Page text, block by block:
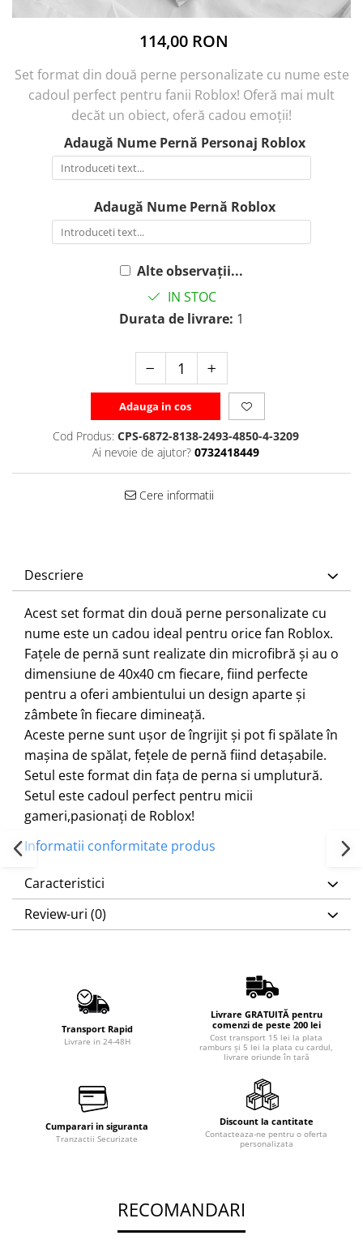
114,00 RON
Set format din două perne personalizate cu nume este
cadoul perfect pentru fanii Roblox! Oferă mai mult
decăt un obiect, oferă cadou emoții!
Adaugă Nume Pernă Personaj Roblox
Adaugă Nume Pernă Roblox
Alte observații...
IN STOC
Durata de livrare: 1
Adauga in cos
Cod Produs: CPS-6872-8138-2493-4850-4-3209
Ai nevoie de ajutor? 0732418449
Cere informatii
Descriere
Acest set format din două perne personalizate cu
nume este un cadou ideal pentru orice fan Roblox.
Fațele de pernă sunt realizate din microfibră și au o
dimensiune de 40x40 cm fiecare, fiind perfecte
pentru a oferi ambientului un design aparte și
zâmbete în fiecare dimineață.
Aceste perne sunt ușor de îngrijit și pot fi spălate în
mașina de spălat, fețele de pernă fiind detașabile.
Setul este format din fața de perna si umplutură.
Setul este cadoul perfect pentru micii
gameri,pasionați de Roblox!
Informatii conformitate produs
Caracteristici
Review-uri (0)
Transport Rapid
Livrare in 24-48H
Livrare GRATUITĂ pentru
comenzi de peste 200 lei
Cost transport 15 lei la plata
ramburs și 5 lei la plata cu cardul,
livrare oriunde în țară
Cumparari in siguranta
Tranzactii Securizate
Discount la cantitate
Contacteaza-ne pentru o oferta
personalizata
RECOMANDARI